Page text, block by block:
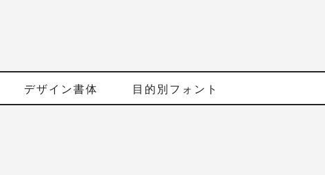
デザイン書体 目的別フォント